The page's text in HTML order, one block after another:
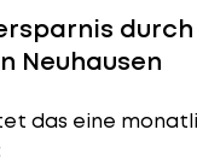
durch
Neuhausen
das eine